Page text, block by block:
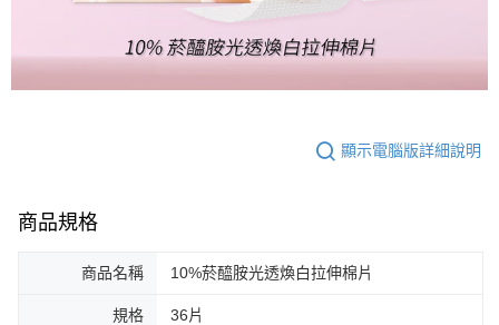
顯示電腦版詳細說明
商品規格
商品名稱 10%菸醯胺光透煥白拉伸棉片
規格 36片